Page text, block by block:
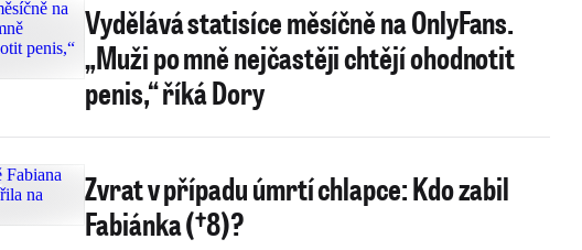
Vydělává statisíce měsíčně na OnlyFans.
„Muži po mně nejčastěji chtějí ohodnotit
penis,“ říká Dory
Zvrat v případu úmrtí chlapce: Kdo zabil
Fabiánka (†8)?